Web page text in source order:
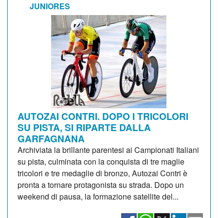
JUNIORES
AUTOZAI CONTRI. DOPO I TRICOLORI
SU PISTA, SI RIPARTE DALLA
GARFAGNANA
Archiviata la brillante parentesi ai Campionati Italiani
su pista, culminata con la conquista di tre maglie
tricolori e tre medaglie di bronzo, Autozai Contri è
pronta a tornare protagonista su strada. Dopo un
weekend di pausa, la formazione satellite del...